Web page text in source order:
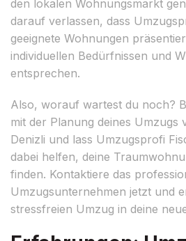
den lokalen Wohnungsmarkt
darauf verlassen, dass
geeignete Wohnungen
individuellen Bedürfnissen und
entsprechen.
Also, worauf wartest du noch?
mit der Planung deines Umzugs
Denizli und lass Umzugsprofi
dabei helfen, deine
finden. Kontaktiere das
Umzugsunternehmen jetzt und
stressfreien Umzug in deine